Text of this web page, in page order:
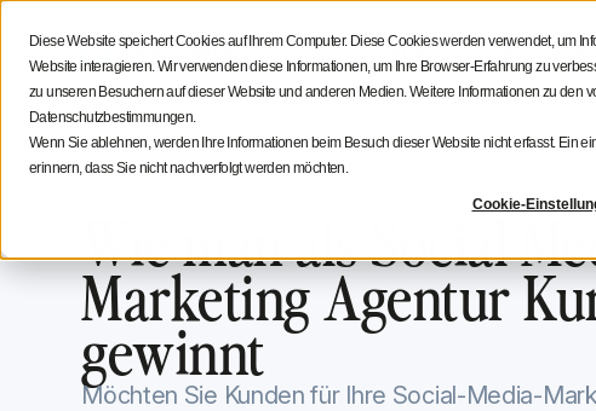
Diese Website speichert Cookies auf Ihrem Computer. Diese Cookies werden verwendet, um
Website interagieren. Wir verwenden diese Informationen, um Ihre Browser-Erfahrung zu
zu unseren Besuchern auf dieser Website und anderen Medien. Weitere Informationen zu den
Datenschutzbestimmungen.
Wenn Sie ablehnen, werden Ihre Informationen beim Besuch dieser Website nicht erfasst. Ein
erinnern, dass Sie nicht nachverfolgt werden möchten.
Cookie-
Eigenschaften Lösungen Ressourcen NEU
Social Media Strategie Tipps für Creatoren Iconosquare
Iconosquare -Blog Kundenverwaltung
Aktualisiert amNovember 10,
Wie man als Social
Marketing Agentur
gewinnt
Möchten Sie Kunden für Ihre Social-Media-